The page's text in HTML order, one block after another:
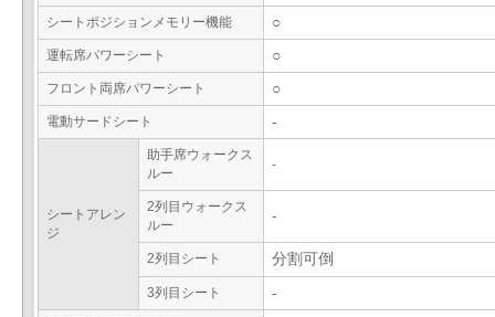
シートポジションメモリー機能 ○
運転席パワーシート ○
フロント両席パワーシート ○
電動サードシート -
シートアレン
ジ
助手席ウォークス
ルー
-
2列目ウォークス
ルー
-
2列目シート 分割可倒
3列目シート -